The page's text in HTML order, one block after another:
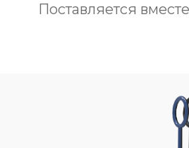
Поставляется